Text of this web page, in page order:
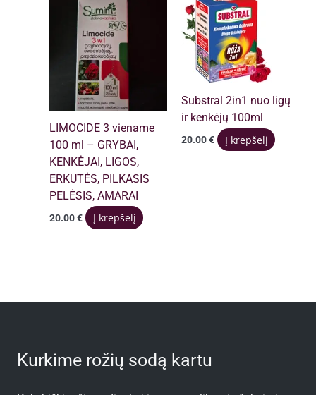
variants.
The
options
may
be
the
product
LIMOCIDE 3 viename
100 ml – GRYBAI,
KENKĖJAI, LIGOS,
ERKUTĖS, PILKASIS
PELĖSIS, AMARAI
20.00€ Į krepšelį
Substral 2in1 nuo ligų
ir kenkėjų 100ml
20.00€ Į krepšelį
Kurkime rožių sodą kartu